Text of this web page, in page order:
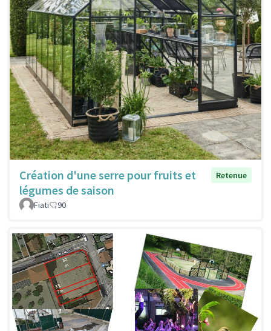
Création d'une serre pour fruits et
légumes de saison
Retenue
Fiati 90